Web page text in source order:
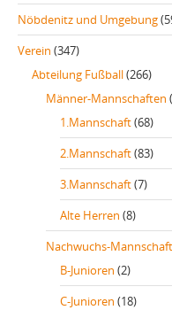
Nöbdenitz und Umgebung
Verein (347)
Abteilung Fußball(266)
Männer-Mannschaften
1.Mannschaft(68)
2.Mannschaft(83)
3.Mannschaft(7)
Alte Herren (8)
Nachwuchs-
B-Junioren (2)
C-Junioren (18)